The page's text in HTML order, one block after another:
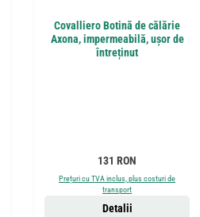
Covalliero Botină de călărie
Axona, impermeabilă, ușor de
întreținut
Preț obișnuit:
131 RON
Prețuri cu TVA inclus, plus costuri de
transport
Detalii